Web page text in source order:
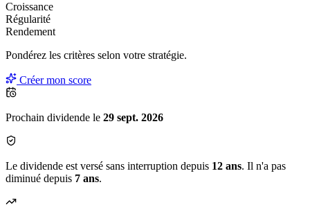
Croissance
Régularité
Rendement
Pondérez les critères selon votre stratégie.
Créer mon score
Prochain dividende le 29 sept. 2026
Le dividende est versé sans interruption depuis 12 ans. Il n'a pas
diminué depuis 7 ans.